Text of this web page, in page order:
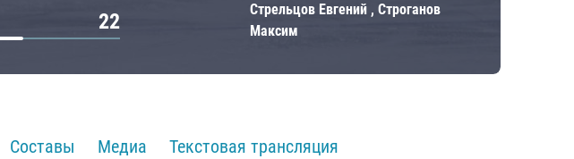
22
Стрельцов Евгений , Строганов
Максим
Составы Медиа Текстовая трансляция